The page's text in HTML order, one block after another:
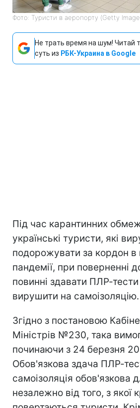
Фото: Туристи в аеропорту (Getty
Не трать время на шум! Читай
суть из РБК-Украина в Google
Під час карантинних
українські туристи, які
подорожувати за кордон в
пандемії, при поверненні
повинні здавати ПЛР-
вирушити на самоізоляцію.
Згідно з постановою
Міністрів №230, така
починаючи з 24 березня
Обов'язкова здача ПЛР-
самоізоляція обов'язкова
незалежно від того, з якої